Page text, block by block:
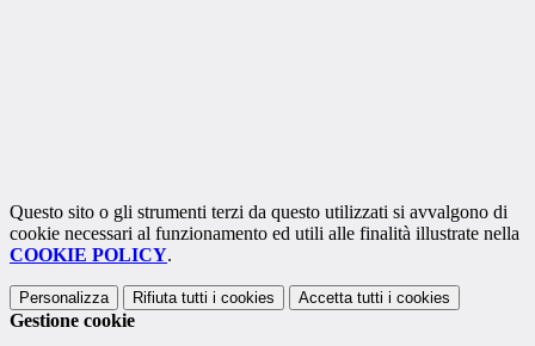
Questo sito o gli strumenti terzi da questo utilizzati si avvalgono di
cookie necessari al funzionamento ed utili alle finalità illustrate nella
COOKIE POLICY.
Personalizza Rifiuta tutti i cookies Accetta tutti i cookies
Gestione cookie